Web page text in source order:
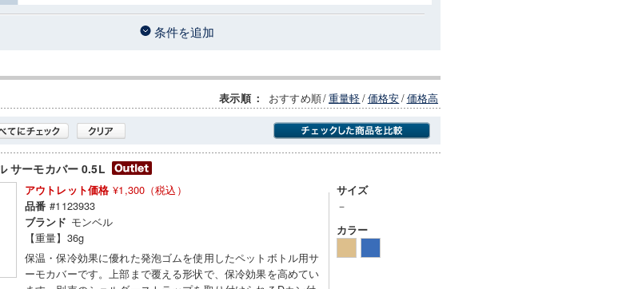
条件を追加
表示順 ： おすすめ順/重量軽/価格安/価格高
サーモカバー 0.5L
アウトレット価格 ¥1,300（税込）
品番 #1123933
ブランド モンベル
【重量】36g
保温・保冷効果に優れた発泡ゴムを使用したペットボトル用サ
ーモカバーです。上部まで覆える形状で、保冷効果を高めてい
サイズ
－
カラー